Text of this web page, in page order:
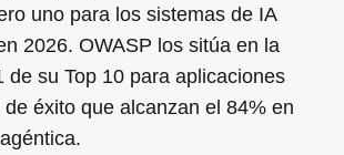
uno para los sistemas de IA
2026. OWASP los sitúa en la
de su Top 10 para aplicaciones
éxito que alcanzan el 84% en